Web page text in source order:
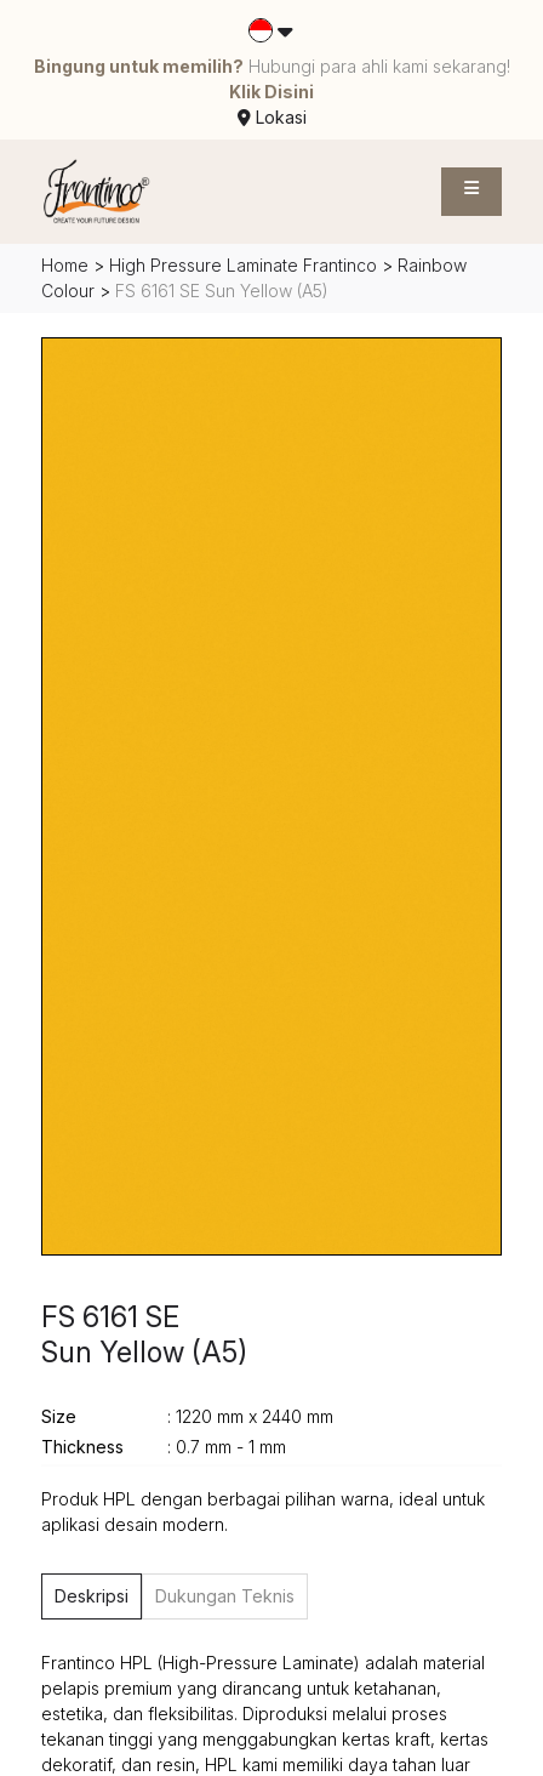
Bingung untuk memilih? Hubungi para ahli kami sekarang!
Klik Disini
Lokasi
Home > High Pressure Laminate Frantinco > Rainbow
Colour > FS 6161 SE Sun Yellow (A5)
FS 6161 SE
Sun Yellow (A5)
Size
: 1220 mm x 2440 mm
Thickness
: 0.7 mm - 1 mm
Produk HPL dengan berbagai pilihan warna, ideal untuk
aplikasi desain modern.
Deskripsi Dukungan Teknis
Frantinco HPL (High-Pressure Laminate) adalah material
pelapis premium yang dirancang untuk ketahanan,
estetika, dan fleksibilitas. Diproduksi melalui proses
tekanan tinggi yang menggabungkan kertas kraft, kertas
dekoratif, dan resin, HPL kami memiliki daya tahan luar